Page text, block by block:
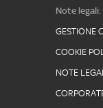
Note legali:
GESTIONE
COOKIE
NOTE